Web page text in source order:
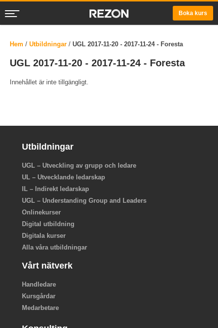
Boka kurs
Hem / Utbildningar / UGL 2017-11-20 - 2017-11-24 - Foresta
UGL 2017-11-20 - 2017-11-24 - Foresta
Innehållet är inte tillgängligt.
Utbildningar
UGL – Utveckling av grupp och ledare
UL – Utvecklande ledarskap
IL – Indirekt ledarskap
UGL – Understanding Group and Leaders
Onlinekurser
Digital utbildning
Digitala kurser
Alla våra utbildningar
Vårt nätverk
Handledare
Kursgårdar
Medarbetare